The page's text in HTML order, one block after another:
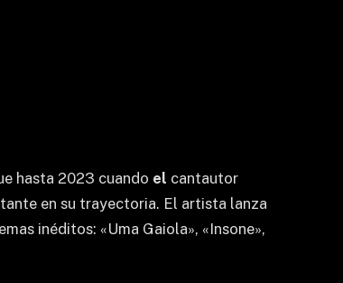
hasta 2023 cuando el cantautor
en su trayectoria. El artista lanza
inéditos: «Uma Gaiola», «Insone»,